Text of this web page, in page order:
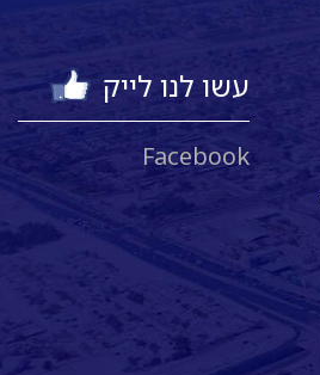
עשו לנו לייק
Facebook